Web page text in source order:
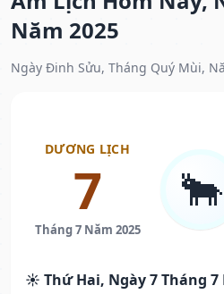
Năm 2025
Ngày Đinh Sửu, Tháng Quý Mùi,
DƯƠNG LỊCH
7
Tháng 7 Năm 2025
🐂
☀️ Thứ Hai, Ngày 7 Tháng 7